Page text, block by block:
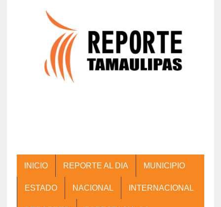
INICIO REPORTE AL DIA MUNICIPIO
ESTADO NACIONAL INTERNACIONAL